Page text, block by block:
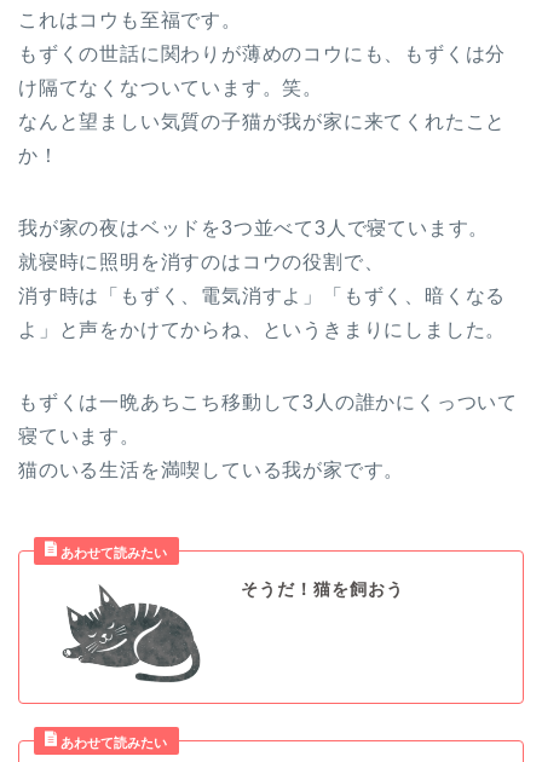
これはコウも至福です。
もずくの世話に関わりが薄めのコウにも、もずくは分
け隔てなくなついています。笑。
なんと望ましい気質の子猫が我が家に来てくれたこと
か！
我が家の夜はベッドを3つ並べて3人で寝ています。
就寝時に照明を消すのはコウの役割で、
消す時は「もずく、電気消すよ」「もずく、暗くなる
よ」と声をかけてからね、というきまりにしました。
もずくは一晩あちこち移動して3人の誰かにくっついて
寝ています。
猫のいる生活を満喫している我が家です。
そうだ！猫を飼おう